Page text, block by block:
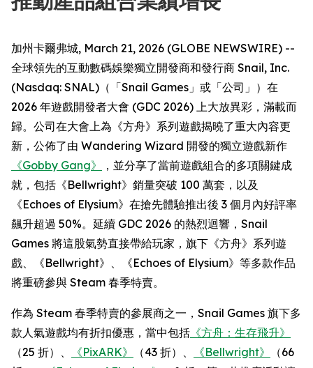
加州卡爾弗城, March 21, 2026 (GLOBE NEWSWIRE) --
全球領先的互動數碼娛樂獨立開發商和發行商 Snail, Inc.
(Nasdaq: SNAL)（「Snail Games」或「公司」）在
2026 年遊戲開發者大會 (GDC 2026) 上大放異彩，滿載而
歸。公司在大會上為《方舟》系列遊戲揭曉了重大內容更
新，公佈了由 Wandering Wizard 開發的獨立遊戲新作
《Gobby Gang》
，並分享了當前遊戲組合的多項關鍵成
就，包括《Bellwright》銷量突破 100 萬套，以及
《Echoes of Elysium》在搶先體驗推出後 3 個月內好評率
飆升超過 50%。延續 GDC 2026 的熱烈迴響，Snail
Games 將這股氣勢直接帶給玩家，旗下《方舟》系列遊
戲、《Bellwright》、《Echoes of Elysium》等多款作品
將重磅參與 Steam 春季特賣。
作為 Steam 春季特賣的參展商之一，Snail Games 旗下多
款人氣遊戲均有折扣優惠，當中包括 《方舟：生存飛升》
（25 折）、
《PixARK》 （43 折）、 《Bellwright》
（66